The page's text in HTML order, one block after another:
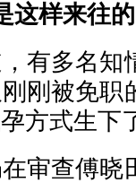
这样来往的
有多名知
刚被免职
方式生下
审查傅晓